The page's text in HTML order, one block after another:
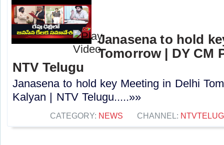
Janasena to hold
Tomorrow | DY CM
NTV Telugu
Janasena to hold key Meeting in Delhi
Kalyan | NTV Telugu.....»»
CATEGORY: NEWS CHANNEL: